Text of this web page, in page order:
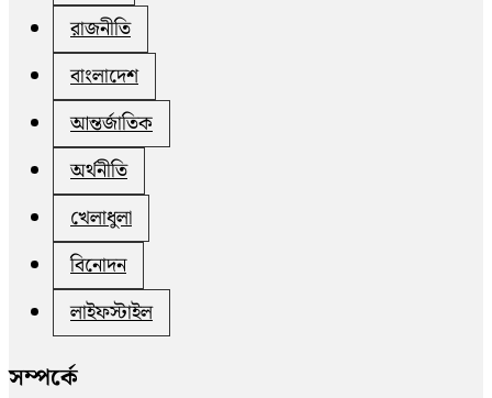
রাজনীতি
বাংলাদেশ
আন্তর্জাতিক
অর্থনীতি
খেলাধুলা
বিনোদন
লাইফস্টাইল
সম্পর্কে